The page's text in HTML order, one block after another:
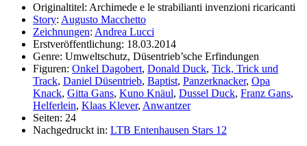
Originaltitel: Archimede e le strabilianti invenzioni ricaricanti
Story: Augusto Macchetto
Zeichnungen: Andrea Lucci
Erstveröffentlichung: 18.03.2014
Genre: Umweltschutz, Düsentrieb’sche Erfindungen
Figuren: Onkel Dagobert, Donald Duck, Tick, Trick und
Track, Daniel Düsentrieb, Baptist, Panzerknacker, Opa
Knack, Gitta Gans, Kuno Knäul, Dussel Duck, Franz Gans,
Helferlein, Klaas Klever, Anwantzer
Seiten: 24
Nachgedruckt in: LTB Entenhausen Stars 12